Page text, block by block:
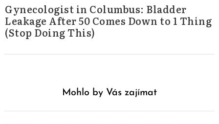
Gynecologist in Columbus: Bladder
Leakage After 50 Comes Down to 1 Thing
(Stop Doing This)
Mohlo by Vás zajímat